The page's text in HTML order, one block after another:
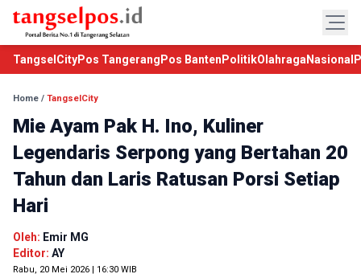
TangselCityPos Tangerang Pos Banten PolitikOlahraga Nasional
Home / TangselCity
Mie Ayam Pak H. Ino, Kuliner
Legendaris Serpong yang Bertahan 20
Tahun dan Laris Ratusan Porsi Setiap
Hari
Oleh: Emir MG
Editor: AY
Rabu, 20 Mei 2026 | 16:30 WIB